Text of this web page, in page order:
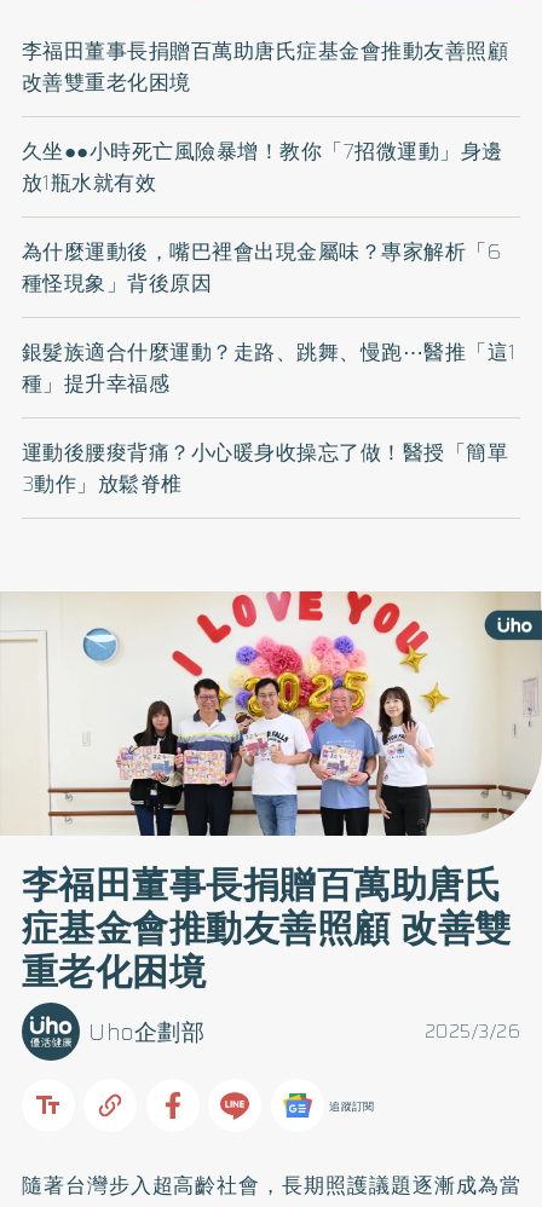
李福田董事長捐贈百萬助唐氏症基金會推動友善照顧
改善雙重老化困境
久坐●●小時死亡風險暴增！教你「7招微運動」身邊
放1瓶水就有效
為什麼運動後，嘴巴裡會出現金屬味？專家解析「6
種怪現象」背後原因
銀髮族適合什麼運動？走路、跳舞、慢跑⋯醫推「這1
種」提升幸福感
運動後腰痠背痛？小心暖身收操忘了做！醫授「簡單
3動作」放鬆脊椎
李福田董事長捐贈百萬助唐氏
症基金會推動友善照顧 改善雙
重老化困境
2025/3/26
Uho企劃部
追蹤訂閱
隨著台灣步入超高齡社會，長期照護議題逐漸成為當